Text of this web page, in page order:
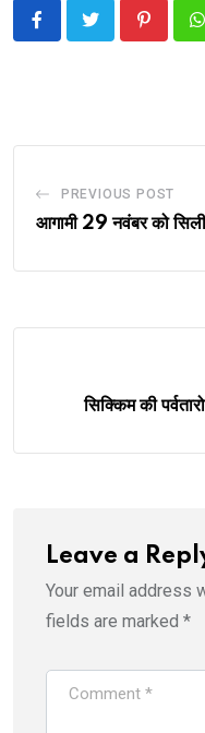
Pinterest
PREVIOUS POST
आगामी 29 नवंबर को
सिक्किम की
Leave a
Your email address
fields are marked *